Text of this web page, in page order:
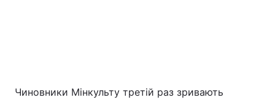
Чиновники Мінкульту третій раз зривають